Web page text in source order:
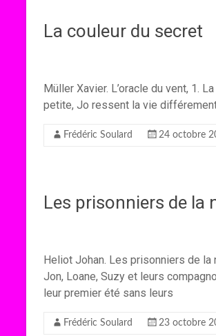
La couleur du secret
Müller Xavier. L’oracle du vent, 1.
petite, Jo ressent la vie
Frédéric Soulard 24 octobre
Les prisonniers de la
Heliot Johan. Les prisonniers de la
Jon, Loane, Suzy et leurs
leur premier été sans leurs
Frédéric Soulard 23 octobre